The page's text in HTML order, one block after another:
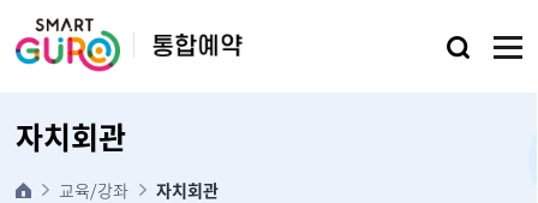
자치회관
교육/강좌 자치회관